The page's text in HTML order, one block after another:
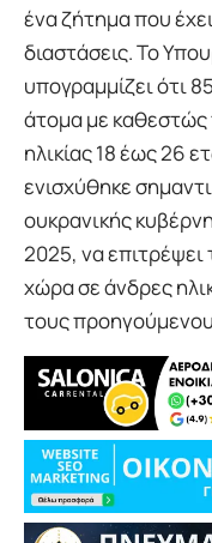
ένα ζήτημα που
διαστάσεις. Το
υπογραμμίζει ότι
άτομα με καθεστώς
ηλικίας 18 έως 26
ενισχύθηκε
ουκρανικής
2025, να
χώρα σε άνδρες
τους